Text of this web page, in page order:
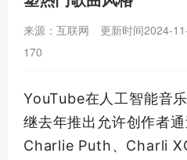
来源：互联网 更新时间2024-
170
YouTube在人工智能音
继去年推出允许创作者
Charlie Puth、Charli